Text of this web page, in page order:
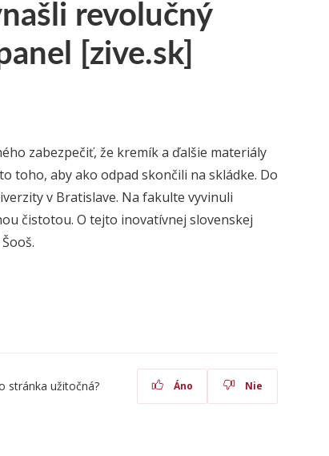
revolučný
[zive.sk]
zabezpečiť, že kremík a ďalšie materiály
toho, aby ako odpad skončili na skládke. Do
v Bratislave. Na fakulte vyvinuli
čistotou. O tejto inovatívnej slovenskej
stránka užitočná? Áno Nie